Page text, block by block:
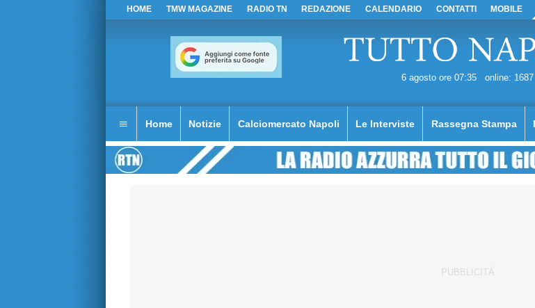
HOME TMW MAGAZINE RADIO TN REDAZIONE CALENDARIO CONTATTI MOBILE
6 agosto ore 07:35 online: 1687
Home Notizie Calciomercato Napoli Le Interviste Rassegna Stampa